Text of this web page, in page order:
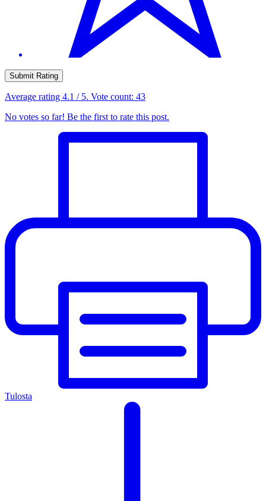
Submit Rating
Average rating 4.1 / 5. Vote count: 43
No votes so far! Be the first to rate this post.
Tulosta